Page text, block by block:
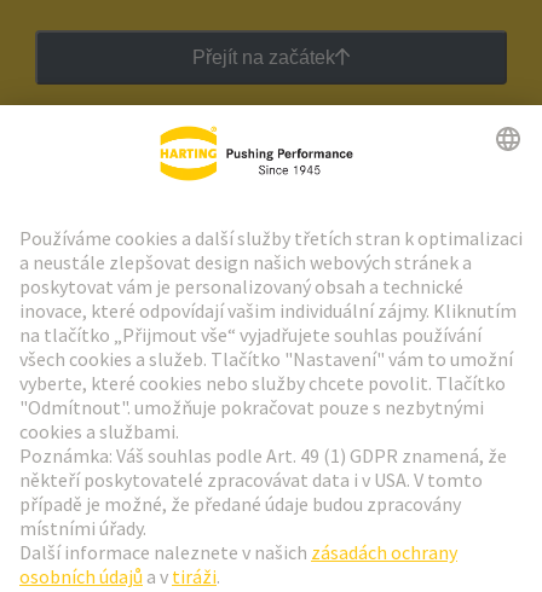
Přejít na začátek
Zpravodaj HARTING
Přejít na registraci
Social Media
Česká republika